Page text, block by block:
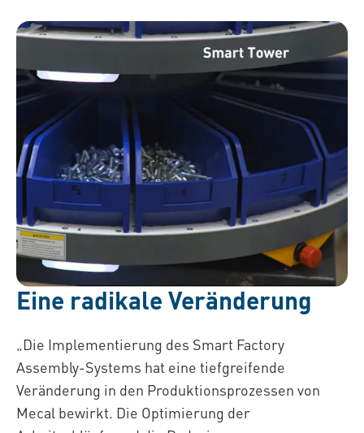
Eine radikale Veränderung
„Die Implementierung des Smart Factory
Assembly-Systems hat eine tiefgreifende
Veränderung in den Produktionsprozessen von
Mecal bewirkt. Die Optimierung der